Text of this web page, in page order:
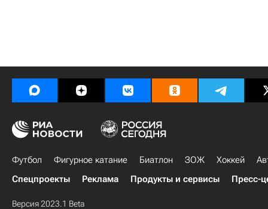
Футбол Фигурное катание Биатлон ЗОЖ Хоккей
Спецпроекты
Реклама Продукты и сервисы Пресс-
Версия 2023.1 Beta